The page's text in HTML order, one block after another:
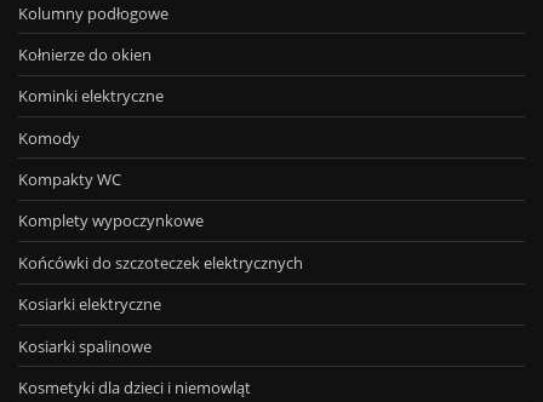
Kolumny podłogowe
Kołnierze do okien
Kominki elektryczne
Komody
Kompakty WC
Komplety wypoczynkowe
Końcówki do szczoteczek elektrycznych
Kosiarki elektryczne
Kosiarki spalinowe
Kosmetyki dla dzieci i niemowląt